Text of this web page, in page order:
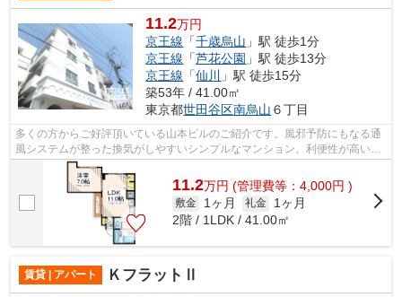
11.2万円
京王線 「千歳烏山 」駅 徒歩1分
京王線 「芦花公園 」駅 徒歩13分
京王線 「仙川
」駅 徒歩15分
築53年 / 41.00㎡
東京都世田谷区南烏山 ６丁目
多くの方からご好評頂いている山本ビルのご紹介です。風邪予防にもなる通
風システムが整った換気がしやすいシンプルなマンション。利便性が高いの
が3駅以上利用可能物件のメリットです...
11.2万円 (管理費等：4,000円 )
敷金 1ヶ月 礼金
1ヶ月
2階 / 1LDK / 41.00㎡
賃貸 | アパート ＫフラットⅡ